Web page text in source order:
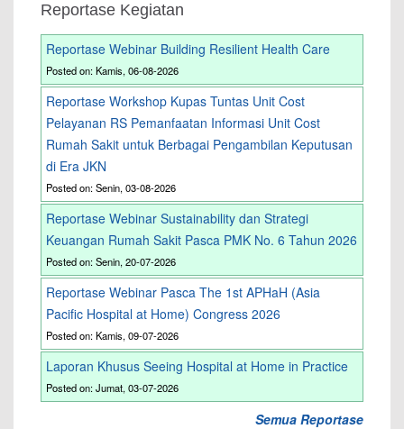
Reportase Kegiatan
Reportase Webinar Building Resilient Health Care
Posted on: Kamis, 06-08-2026
Reportase Workshop Kupas Tuntas Unit Cost
Pelayanan RS Pemanfaatan Informasi Unit Cost
Rumah Sakit untuk Berbagai Pengambilan Keputusan
di Era JKN
Posted on: Senin, 03-08-2026
Reportase Webinar Sustainability dan Strategi
Keuangan Rumah Sakit Pasca PMK No. 6 Tahun 2026
Posted on: Senin, 20-07-2026
Reportase Webinar Pasca The 1st APHaH (Asia
Pacific Hospital at Home) Congress 2026
Posted on: Kamis, 09-07-2026
Laporan Khusus Seeing Hospital at Home in Practice
Posted on: Jumat, 03-07-2026
Semua Reportase